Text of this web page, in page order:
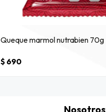
Queque marmol nutrabien 70g
$ 690
Nosotros